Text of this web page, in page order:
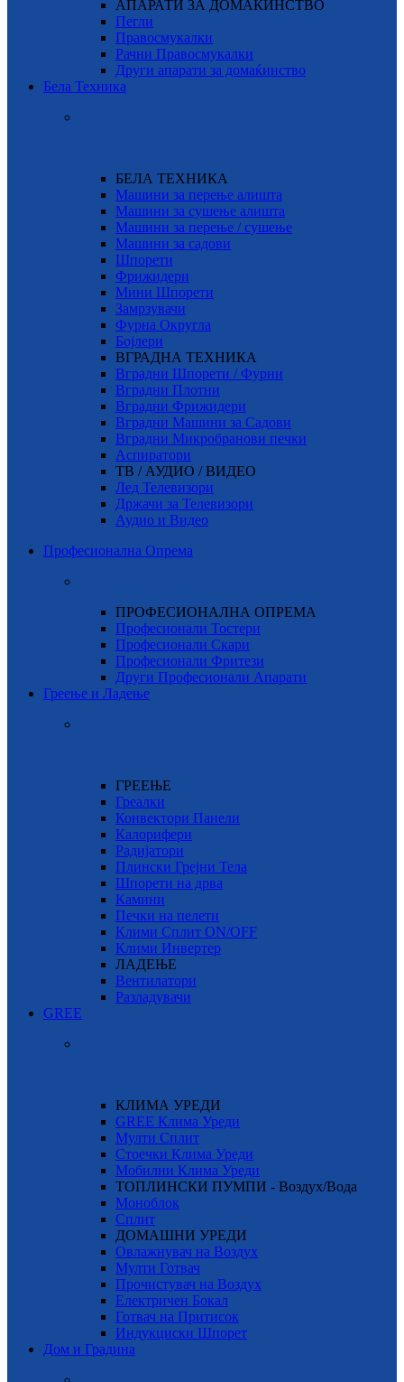
АПАРАТИ ЗА ДОМАЌИНСТВО
Пегли
Правосмукалки
Рачни Правосмукалки
Други апарати за домаќинство
Бела Техника
БЕЛА ТЕХНИКА
Машини за перење алишта
Машини за сушење алишта
Машини за перење / сушење
Машини за садови
Шпорети
Фрижидери
Мини Шпорети
Замрзувачи
Фурна Округла
Бојлери
ВГРАДНА ТЕХНИКА
Вградни Шпорети / Фурни
Вградни Плотни
Вградни Фрижидери
Вградни Машини за Садови
Вградни Микробранови печки
Аспиратори
ТВ / АУДИО / ВИДЕО
Лед Телевизори
Држачи за Телевизори
Аудио и Видео
Професионална Опрема
ПРОФЕСИОНАЛНА ОПРЕМА
Професионали Тостери
Професионали Скари
Професионали Фритези
Други Професионали Апарати
Греење и Ладење
ГРЕЕЊЕ
Греалки
Конвектори Панели
Калорифери
Радијатори
Плински Грејни Тела
Шпорети на дрва
Камини
Печки на пелети
Клими Сплит ON/OFF
Клими Инвертер
ЛАДЕЊЕ
Вентилатори
Разладувачи
GREE
КЛИМА УРЕДИ
GREE Клима Уреди
Мулти Сплит
Стоечки Клима Уреди
Мобилни Клима Уреди
ТОПЛИНСКИ ПУМПИ - Воздух/Вода
Моноблок
Сплит
ДОМАШНИ УРЕДИ
Овлажнувач на Воздух
Мулти Готвач
Прочистувач на Воздух
Електричен Бокал
Готвач на Притисок
Индукциски Шпорет
Дом и Градина